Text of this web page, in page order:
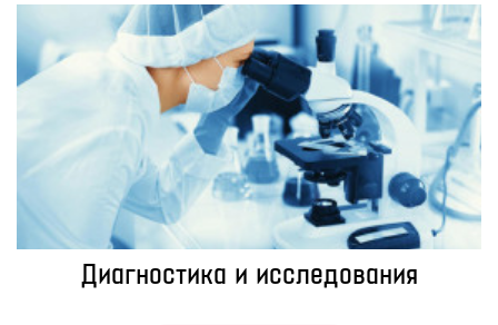
Диагностика и исследования